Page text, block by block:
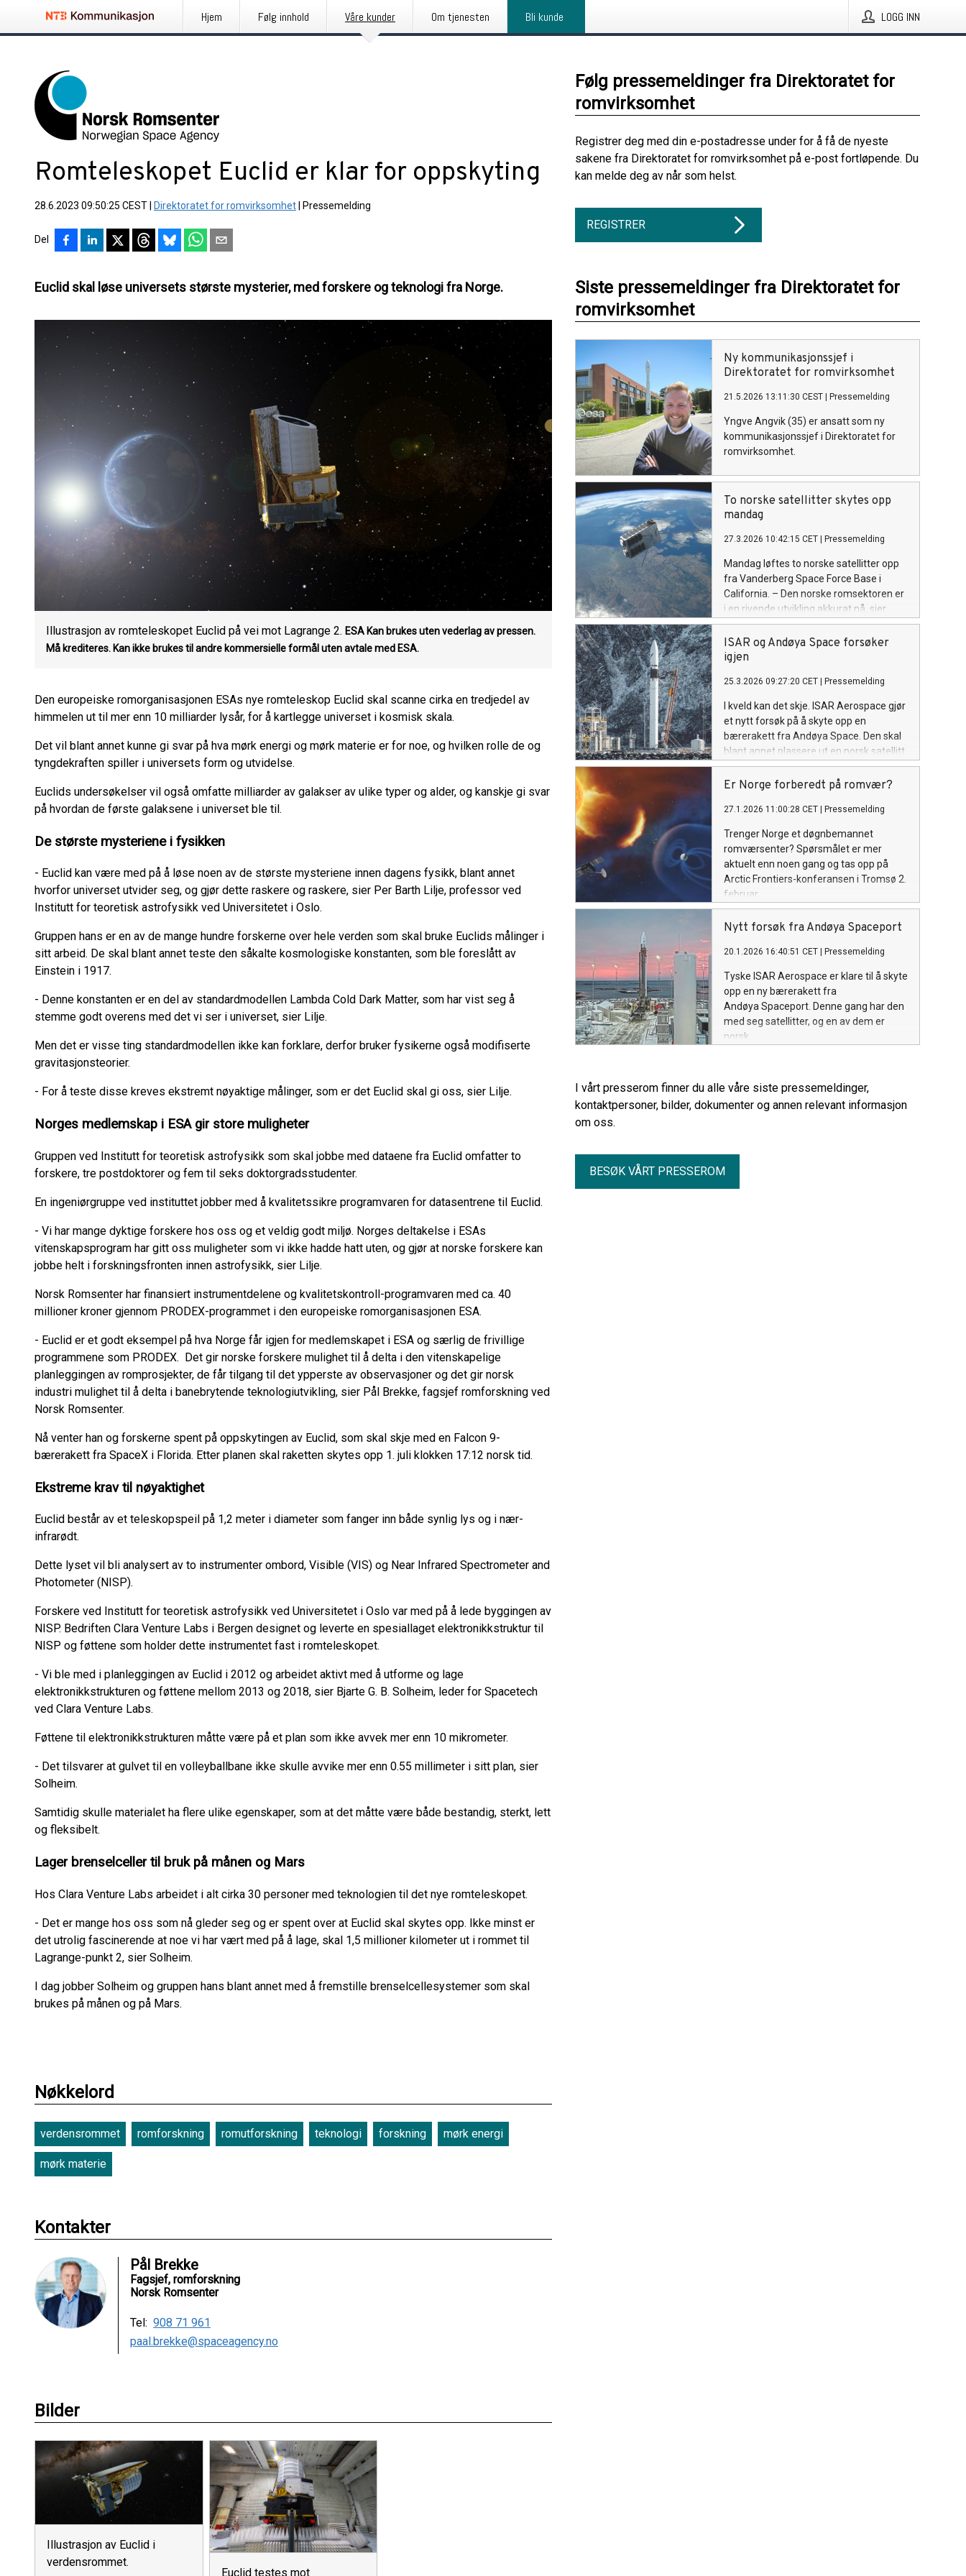
Hjem Følg innhold Våre kunder Om tjenesten Bli kunde LOGG INN
Romteleskopet Euclid er klar for oppskyting
28.6.2023 09:50:25 CEST Direktoratet for romvirksomhet Pressemelding
Del
Euclid skal løse universets største mysterier, med forskere og teknologi fra Norge.
Illustrasjon av romteleskopet Euclid på vei mot Lagrange 2. ESA Kan brukes uten vederlag av pressen.
Må krediteres. Kan ikke brukes til andre kommersielle formål uten avtale med ESA.
Den europeiske romorganisasjonen ESAs nye romteleskop Euclid skal scanne cirka en tredjedel av
himmelen ut til mer enn 10 milliarder lysår, for å kartlegge universet i kosmisk skala.
Det vil blant annet kunne gi svar på hva mørk energi og mørk materie er for noe, og hvilken rolle de og
tyngdekraften spiller i universets form og utvidelse.
Euclids undersøkelser vil også omfatte milliarder av galakser av ulike typer og alder, og kanskje gi svar
på hvordan de første galaksene i universet ble til.
De største mysteriene i fysikken
- Euclid kan være med på å løse noen av de største mysteriene innen dagens fysikk, blant annet
hvorfor universet utvider seg, og gjør dette raskere og raskere, sier Per Barth Lilje, professor ved
Institutt for teoretisk astrofysikk ved Universitetet i Oslo.
Gruppen hans er en av de mange hundre forskerne over hele verden som skal bruke Euclids målinger i
sitt arbeid. De skal blant annet teste den såkalte kosmologiske konstanten, som ble foreslått av
Einstein i 1917.
- Denne konstanten er en del av standardmodellen Lambda Cold Dark Matter, som har vist seg å
stemme godt overens med det vi ser i universet, sier Lilje.
Men det er visse ting standardmodellen ikke kan forklare, derfor bruker fysikerne også modifiserte
gravitasjonsteorier.
- For å teste disse kreves ekstremt nøyaktige målinger, som er det Euclid skal gi oss, sier Lilje.
Norges medlemskap i ESA gir store muligheter
Gruppen ved Institutt for teoretisk astrofysikk som skal jobbe med dataene fra Euclid omfatter to
forskere, tre postdoktorer og fem til seks doktorgradsstudenter.
En ingeniørgruppe ved instituttet jobber med å kvalitetssikre programvaren for datasentrene til Euclid.
- Vi har mange dyktige forskere hos oss og et veldig godt miljø. Norges deltakelse i ESAs
vitenskapsprogram har gitt oss muligheter som vi ikke hadde hatt uten, og gjør at norske forskere kan
jobbe helt i forskningsfronten innen astrofysikk, sier Lilje.
Norsk Romsenter har finansiert instrumentdelene og kvalitetskontroll-programvaren med ca. 40
millioner kroner gjennom PRODEX-programmet i den europeiske romorganisasjonen ESA.
- Euclid er et godt eksempel på hva Norge får igjen for medlemskapet i ESA og særlig de frivillige
programmene som PRODEX. Det gir norske forskere mulighet til å delta i den vitenskapelige
planleggingen av romprosjekter, de får tilgang til det ypperste av observasjoner og det gir norsk
industri mulighet til å delta i banebrytende teknologiutvikling, sier Pål Brekke, fagsjef romforskning ved
Norsk Romsenter.
Nå venter han og forskerne spent på oppskytingen av Euclid, som skal skje med en Falcon 9-
bærerakett fra SpaceX i Florida. Etter planen skal raketten skytes opp 1. juli klokken 17:12 norsk tid.
Ekstreme krav til nøyaktighet
Euclid består av et teleskopspeil på 1,2 meter i diameter som fanger inn både synlig lys og i nær-
infrarødt.
Dette lyset vil bli analysert av to instrumenter ombord, Visible (VIS) og Near Infrared Spectrometer and
Photometer (NISP).
Forskere ved Institutt for teoretisk astrofysikk ved Universitetet i Oslo var med på å lede byggingen av
NISP. Bedriften Clara Venture Labs i Bergen designet og leverte en spesiallaget elektronikkstruktur til
NISP og føttene som holder dette instrumentet fast i romteleskopet.
- Vi ble med i planleggingen av Euclid i 2012 og arbeidet aktivt med å utforme og lage
elektronikkstrukturen og føttene mellom 2013 og 2018, sier Bjarte G. B. Solheim, leder for Spacetech
ved Clara Venture Labs.
Føttene til elektronikkstrukturen måtte være på et plan som ikke avvek mer enn 10 mikrometer.
- Det tilsvarer at gulvet til en volleyballbane ikke skulle avvike mer enn 0.55 millimeter i sitt plan, sier
Solheim.
Samtidig skulle materialet ha flere ulike egenskaper, som at det måtte være både bestandig, sterkt, lett
og fleksibelt.
Lager brenselceller til bruk på månen og Mars
Hos Clara Venture Labs arbeidet i alt cirka 30 personer med teknologien til det nye romteleskopet.
- Det er mange hos oss som nå gleder seg og er spent over at Euclid skal skytes opp. Ikke minst er
det utrolig fascinerende at noe vi har vært med på å lage, skal 1,5 millioner kilometer ut i rommet til
Lagrange-punkt 2, sier Solheim.
I dag jobber Solheim og gruppen hans blant annet med å fremstille brenselcellesystemer som skal
brukes på månen og på Mars.
Nøkkelord
verdensrommet romforskning romutforskning teknologi forskning mørk energi
mørk materie
Kontakter
Pål Brekke
Fagsjef, romforskning
Norsk Romsenter
Tel: 908 71 961
paal.brekke@spaceagency.no
Bilder
Illustrasjon av Euclid i
verdensrommet.
Euclid testes mot
Følg pressemeldinger fra Direktoratet for
romvirksomhet
Registrer deg med din e-postadresse under for å få de nyeste
sakene fra Direktoratet for romvirksomhet på e-post fortløpende. Du
kan melde deg av når som helst.
REGISTRER
Siste pressemeldinger fra Direktoratet for
romvirksomhet
Ny kommunikasjonssjef i
Direktoratet for romvirksomhet
21.5.2026 13:11:30 CEST Pressemelding
Yngve Angvik (35) er ansatt som ny
kommunikasjonssjef i Direktoratet for
romvirksomhet.
To norske satellitter skytes opp
mandag
27.3.2026 10:42:15 CET Pressemelding
Mandag løftes to norske satellitter opp
fra Vanderberg Space Force Base i
California. – Den norske romsektoren er
i en rivende utvikling akkurat nå, sier
Christian Hauglie-Hanssen,
administrerende direktør ved
Direktoratet for romvirksomhet.
ISAR og Andøya Space forsøker
igjen
25.3.2026 09:27:20 CET Pressemelding
I kveld kan det skje. ISAR Aerospace gjør
et nytt forsøk på å skyte opp en
bærerakett fra Andøya Space. Den skal
blant annet plassere ut en norsk satellitt.
Er Norge forberedt på romvær?
27.1.2026 11:00:28 CET Pressemelding
Trenger Norge et døgnbemannet
romværsenter? Spørsmålet er mer
aktuelt enn noen gang og tas opp på
Arctic Frontiers-konferansen i Tromsø 2.
februar.
Nytt forsøk fra Andøya Spaceport
20.1.2026 16:40:51 CET Pressemelding
Tyske ISAR Aerospace er klare til å skyte
opp en ny bærerakett fra
Andøya Spaceport. Denne gang har den
med seg satellitter, og en av dem er
norsk.
I vårt presserom finner du alle våre siste pressemeldinger,
kontaktpersoner, bilder, dokumenter og annen relevant informasjon
om oss.
BESØK VÅRT PRESSEROM